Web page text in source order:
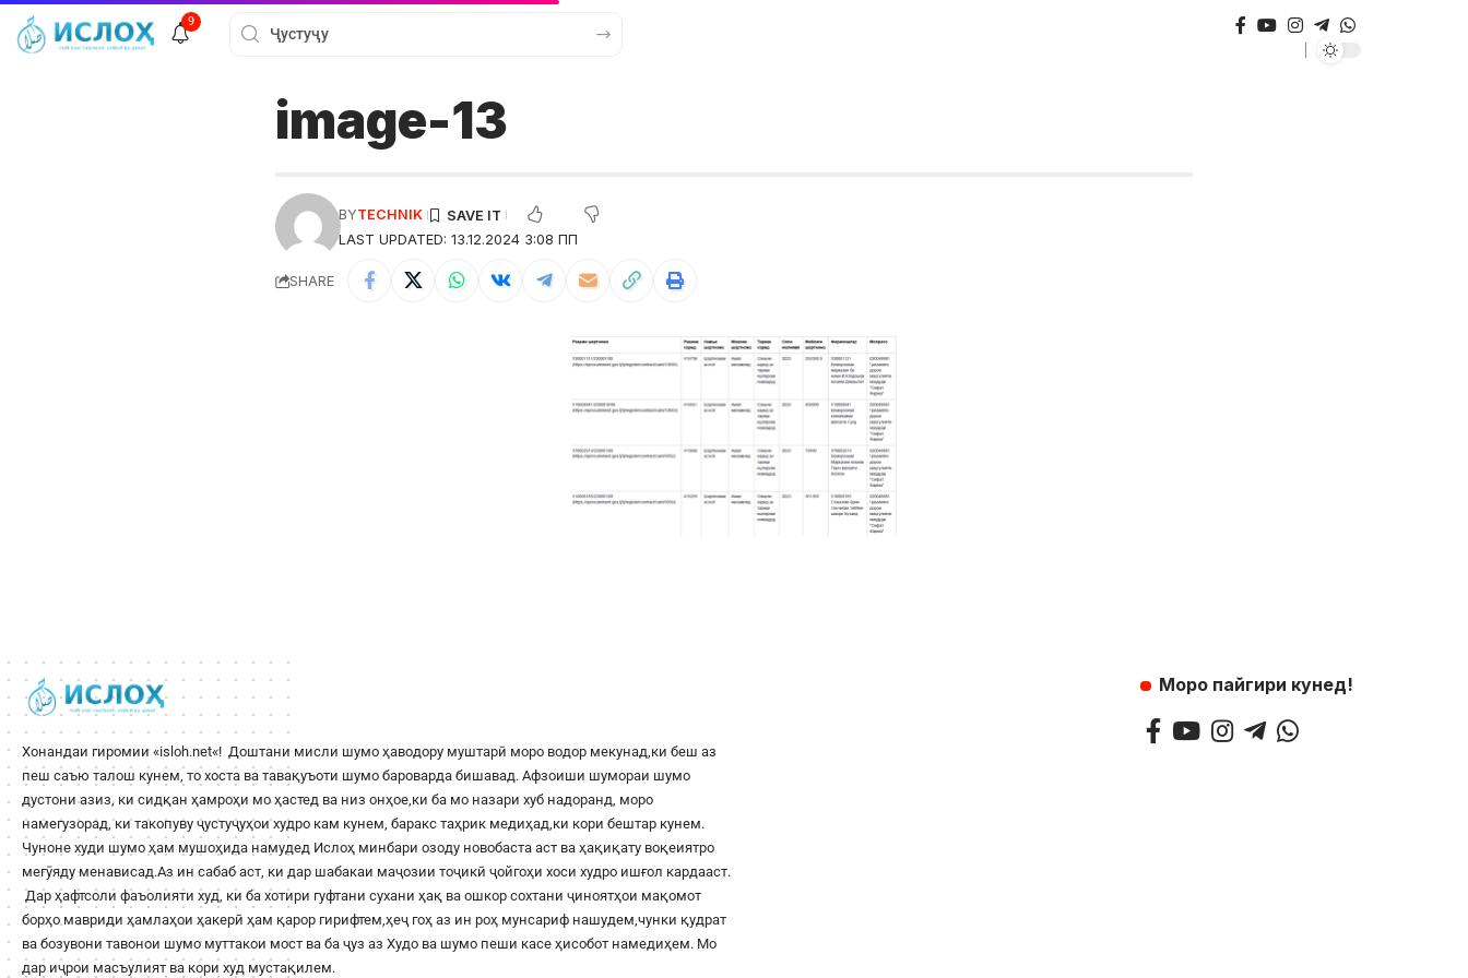
9
image-13
LAST UPDATED: 13.12.2024 3:08 ПП
BYTECHNIK
SHARE
Хонандаи гиромии «isloh.net«! Доштани мисли шумо ҳаводору муштарӣ моро водор мекунад,ки беш аз
пеш саъю талош кунем, то хоста ва тавақуъоти шумо бароварда бишавад. Афзоиши шумораи шумо
дустони азиз, ки сидқан ҳамроҳи мо ҳастед ва низ онҳое,ки ба мо назари хуб надоранд, моро
намегузорад, ки такопуву ҷустуҷуҳои худро кам кунем, баракс таҳрик медиҳад,ки кори бештар кунем.
Чуноне худи шумо ҳам мушоҳида намудед Ислоҳ минбари озоду новобаста аст ва ҳақиқату воқеиятро
мегӯяду менависад.Аз ин сабаб аст, ки дар шабакаи маҷозии тоҷикӣ ҷойгоҳи хоси худро ишғол кардааст.
Дар ҳафтсоли фаъолияти худ, ки ба хотири гуфтани сухани ҳақ ва ошкор сохтани ҷиноятҳои мақомот
борҳо мавриди ҳамлаҳои ҳакерӣ ҳам қарор гирифтем,ҳеҷ гоҳ аз ин роҳ мунсариф нашудем,чунки қудрат
ва бозувони тавонои шумо муттакои мост ва ба ҷуз аз Худо ва шумо пеши касе ҳисобот намедиҳем. Мо
дар иҷрои масъулият ва кори худ мустақилем.
Моро пайгири кунед!